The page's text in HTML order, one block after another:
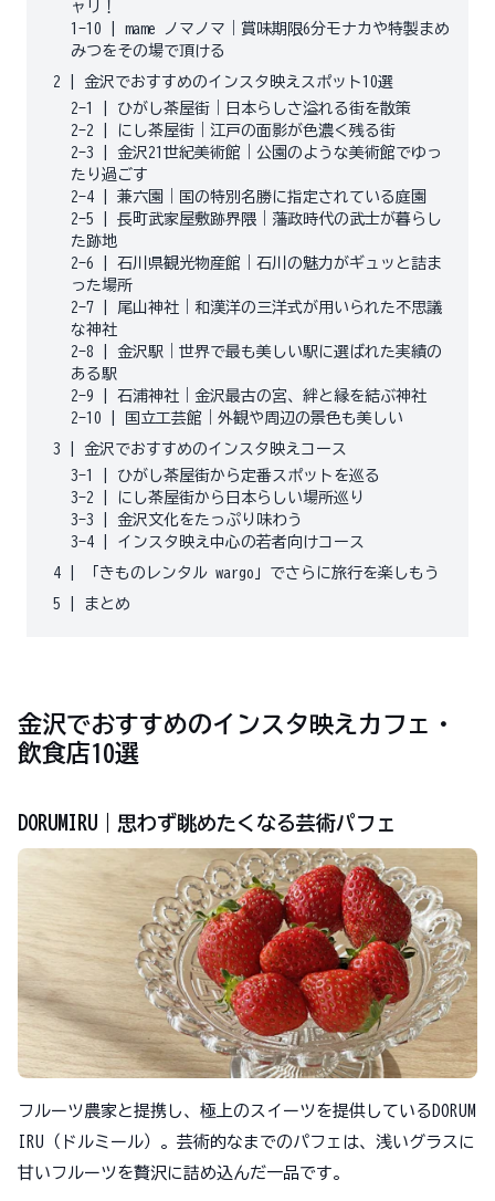
ャリ！
1-10
mame ノマノマ｜賞味期限6分モナカや特製まめ
みつをその場で頂ける
2
金沢でおすすめのインスタ映えスポット10選
2-1
ひがし茶屋街｜日本らしさ溢れる街を散策
2-2
にし茶屋街｜江戸の面影が色濃く残る街
2-3
金沢21世紀美術館｜公園のような美術館でゆっ
たり過ごす
2-4
兼六園｜国の特別名勝に指定されている庭園
2-5
長町武家屋敷跡界隈｜藩政時代の武士が暮らし
た跡地
2-6
石川県観光物産館｜石川の魅力がギュッと詰ま
った場所
2-7
尾山神社｜和漢洋の三洋式が用いられた不思議
な神社
2-8
金沢駅｜世界で最も美しい駅に選ばれた実績の
ある駅
2-9
石浦神社｜金沢最古の宮、絆と縁を結ぶ神社
2-10
国立工芸館｜外観や周辺の景色も美しい
3
金沢でおすすめのインスタ映えコース
3-1
ひがし茶屋街から定番スポットを巡る
3-2
にし茶屋街から日本らしい場所巡り
3-3
金沢文化をたっぷり味わう
3-4
インスタ映え中心の若者向けコース
4
「きものレンタル wargo」でさらに旅行を楽しもう
5
まとめ
金沢でおすすめのインスタ映えカフェ・
飲食店10選
DORUMIRU｜思わず眺めたくなる芸術パフェ
フルーツ農家と提携し、極上のスイーツを提供しているDORUM
IRU（ドルミール）。芸術的なまでのパフェは、浅いグラスに
甘いフルーツを贅沢に詰め込んだ一品です。